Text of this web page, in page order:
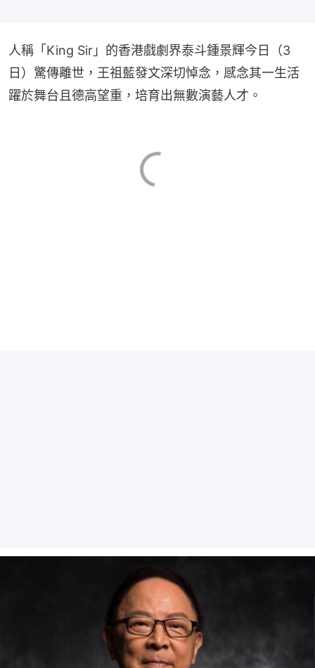
人稱「King Sir」的香港戲劇界泰斗鍾景輝今日（3
日）驚傳離世，王祖藍發文深切悼念，感念其一生活
躍於舞台且德高望重，培育出無數演藝人才。